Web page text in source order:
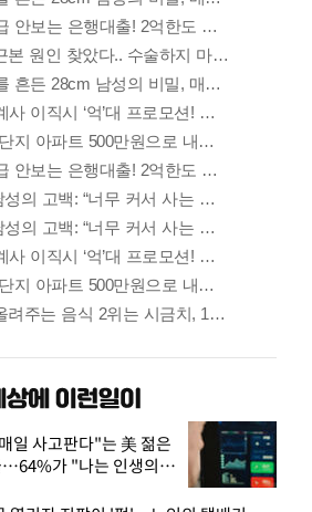
일 사고판다"는 美 젊은
…64%가 "나는 인생의